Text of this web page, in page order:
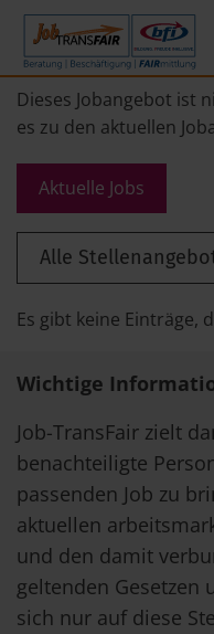
Dieses Jobangebot ist
es zu den aktuellen
Aktuelle Jobs
Alle
Es gibt keine Einträge,
Wichtige
Job-TransFair zielt
benachteiligte
passenden Job zu
aktuellen
und den damit
geltenden Gesetzen
sich nur auf diese
Mein Weg
Beschäftigung
FAIRmittlung
ÜBER
KI-Manifest
Ergebnisse
Geschichte
News
Newsletter
Standorte
Interner
JobImpuls
Zeiterfassung